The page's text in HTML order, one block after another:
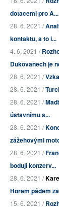
dotacemi pro A...
28. 6. 2021 /
kontaktu, a to i...
4. 6. 2021 /
Dukovanech je
28. 6. 2021 /
28. 6. 2021 /
28. 6. 2021 /
ústavnímu s...
28. 6. 2021 /
zážehovými
28. 6. 2021 /
bodují konzerv...
28. 6. 2021 /
Horem pádem
15. 6. 2021 /